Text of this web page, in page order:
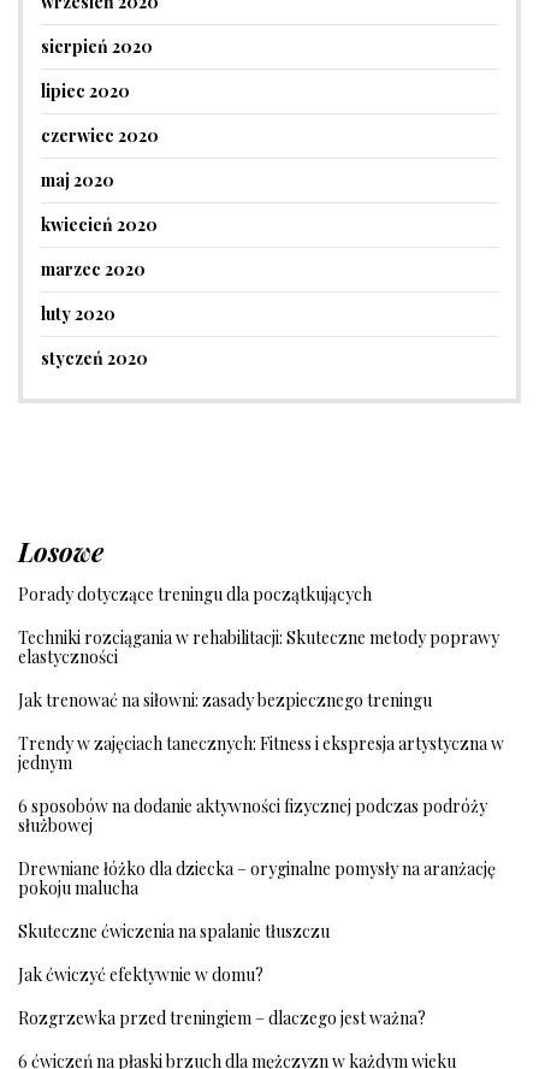
sierpień 2020
lipiec 2020
czerwiec 2020
maj 2020
kwiecień 2020
marzec 2020
luty 2020
styczeń 2020
Losowe
Porady dotyczące treningu dla początkujących
Techniki rozciągania w rehabilitacji: Skuteczne metody poprawy
elastyczności
Jak trenować na siłowni: zasady bezpiecznego treningu
Trendy w zajęciach tanecznych: Fitness i ekspresja artystyczna w
jednym
6 sposobów na dodanie aktywności fizycznej podczas podróży
służbowej
Drewniane łóżko dla dziecka – oryginalne pomysły na aranżację
pokoju malucha
Skuteczne ćwiczenia na spalanie tłuszczu
Jak ćwiczyć efektywnie w domu?
Rozgrzewka przed treningiem – dlaczego jest ważna?
6 ćwiczeń na płaski brzuch dla mężczyzn w każdym wieku